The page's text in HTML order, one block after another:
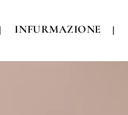
INFURMAZIONE